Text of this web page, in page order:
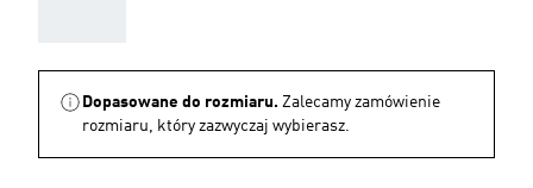
Dopasowane do rozmiaru. Zalecamy zamówienie
rozmiaru, który zazwyczaj wybierasz.